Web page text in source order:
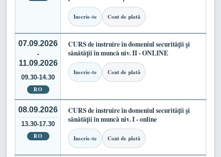
Inscrie-te Cont de plată
07.09.2026
-
11.09.2026
09.30-14.30
RO
CURS de instruire în domeniul securității și
sănătății în muncă niv. II - ONLINE
Inscrie-te Cont de plată
08.09.2026
13.30-17.30
RO
CURS de instruire în domeniul securității și
sănătății în muncă niv. I - online
Inscrie-te Cont de plată